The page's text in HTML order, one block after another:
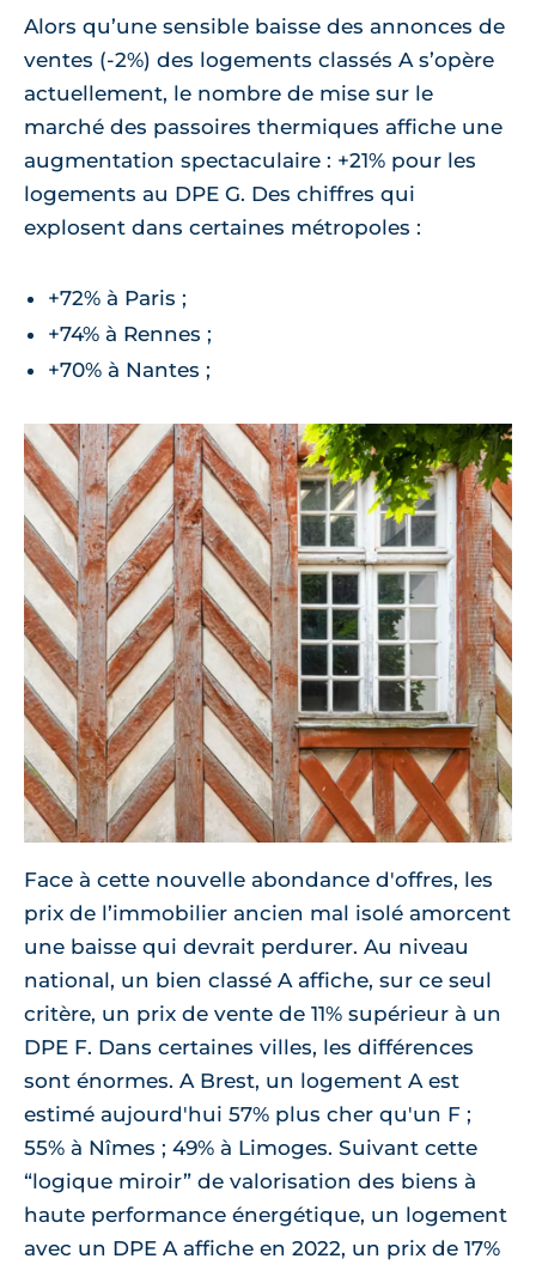
Alors qu’une sensible baisse des annonces de
ventes (-2%) des logements classés A s’opère
actuellement, le nombre de mise sur le
marché des passoires thermiques affiche une
augmentation spectaculaire : +21% pour les
logements au DPE G. Des chiffres qui
explosent dans certaines métropoles :
+72% à Paris ;
+74% à Rennes ;
+70% à Nantes ;
Face à cette nouvelle abondance d'offres, les
prix de l’immobilier ancien mal isolé amorcent
une baisse qui devrait perdurer. Au niveau
national, un bien classé A affiche, sur ce seul
critère, un prix de vente de 11% supérieur à un
DPE F. Dans certaines villes, les différences
sont énormes. A Brest, un logement A est
estimé aujourd'hui 57% plus cher qu'un F ;
55% à Nîmes ; 49% à Limoges. Suivant cette
“logique miroir” de valorisation des biens à
haute performance énergétique, un logement
avec un DPE A affiche en 2022, un prix de 17%